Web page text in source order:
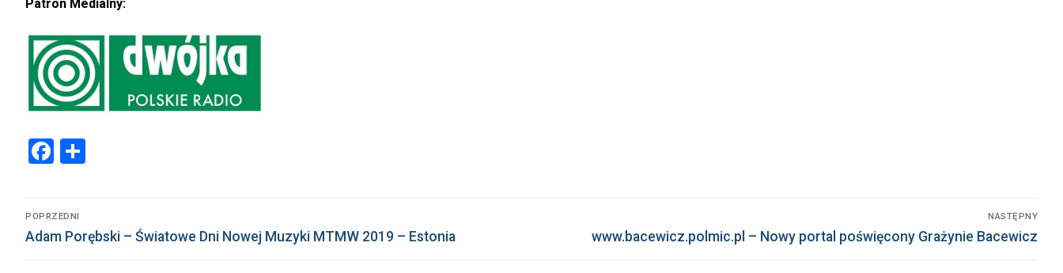
Patron Medialny:
Facebook
Nawigacja
wpisu
POPRZEDNI
Poprzedni
Adam Porębski – Światowe Dni Nowej Muzyki MTMW 2019 – Estonia
NASTĘPNY
Następny
www.bacewicz.polmic.pl – Nowy portal poświęcony Grażynie Bacewicz